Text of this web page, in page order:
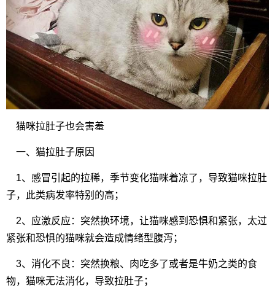
猫咪拉肚子也会害羞
一、猫拉肚子原因
1、感冒引起的拉稀，季节变化猫咪着凉了，导致猫咪拉肚
子，此类病发率特别的高；
2、应激反应：突然换环境，让猫咪感到恐惧和紧张，太过
紧张和恐惧的猫咪就会造成情绪型腹泻；
3、消化不良：突然换粮、肉吃多了或者是牛奶之类的食
物，猫咪无法消化，导致拉肚子；